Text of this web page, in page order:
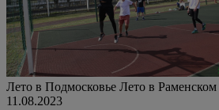
Лето в Подмосковье Лето в Раменском
11.08.2023